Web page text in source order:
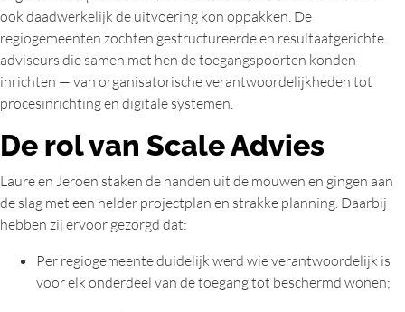
ook daadwerkelijk de uitvoering kon oppakken. De
regiogemeenten zochten gestructureerde en resultaatgerichte
adviseurs die samen met hen de toegangspoorten konden
inrichten — van organisatorische verantwoordelijkheden tot
procesinrichting en digitale systemen.
De rol van Scale Advies
Laure en Jeroen staken de handen uit de mouwen en gingen aan
de slag met een helder projectplan en strakke planning. Daarbij
hebben zij ervoor gezorgd dat:
Per regiogemeente duidelijk werd wie verantwoordelijk is
voor elk onderdeel van de toegang tot beschermd wonen;